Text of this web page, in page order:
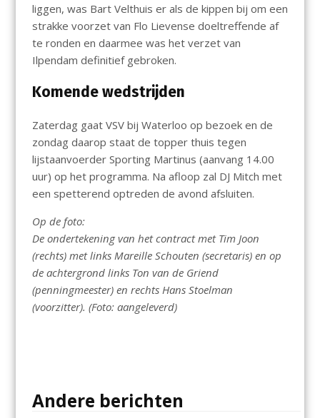
liggen, was Bart Velthuis er als de kippen bij om een
strakke voorzet van Flo Lievense doeltreffende af
te ronden en daarmee was het verzet van
Ilpendam definitief gebroken.
Komende wedstrijden
Zaterdag gaat VSV bij Waterloo op bezoek en de
zondag daarop staat de topper thuis tegen
lijstaanvoerder Sporting Martinus (aanvang 14.00
uur) op het programma. Na afloop zal DJ Mitch met
een spetterend optreden de avond afsluiten.
Op de foto:
De ondertekening van het contract met Tim Joon
(rechts) met links Mareille Schouten (secretaris) en op
de achtergrond links Ton van de Griend
(penningmeester) en rechts Hans Stoelman
(voorzitter). (Foto: aangeleverd)
Andere berichten